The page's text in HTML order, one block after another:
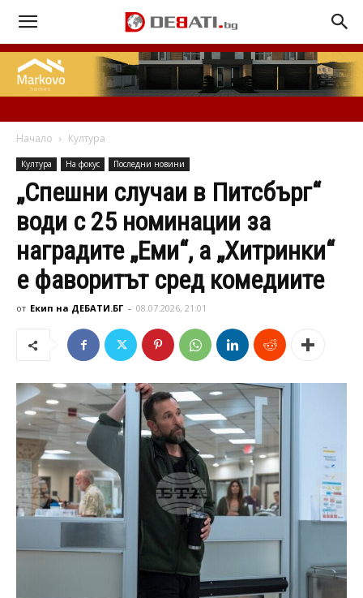
Начало Култура
Култура На фокус Последни новини
„Спешни случаи в Питсбърг“
води с 25 номинации за
наградите „Еми“, а „Хитринки“
е фаворитът сред комедиите
от Екип на ДЕБАТИ.БГ - 08.07.2026, 21:01